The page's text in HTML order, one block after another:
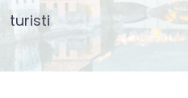
turisti